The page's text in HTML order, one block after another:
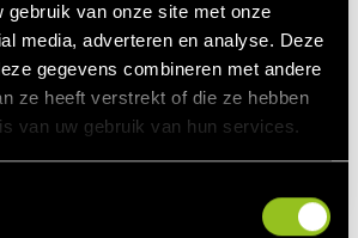
gebruik van onze site met onze
media, adverteren en analyse. Deze
gegevens combineren met andere
ze heeft verstrekt of die ze hebben
van uw gebruik van hun services.